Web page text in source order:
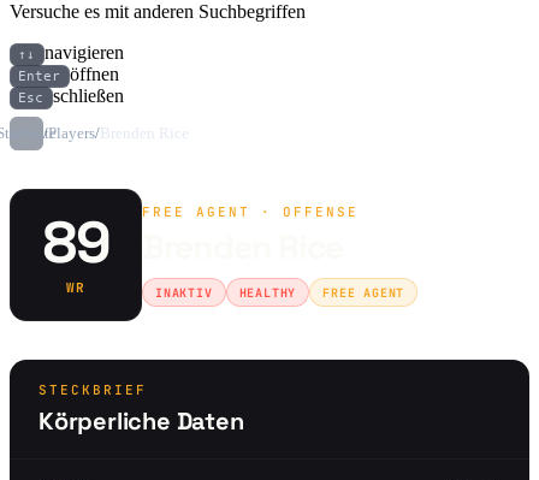
Versuche es mit anderen Suchbegriffen
↑↓ navigieren
Enter öffnen
Esc schließen
/Players/Brenden Rice
89
WR
FREE AGENT · OFFENSE
INAKTIV HEALTHY FREE AGENT
STECKBRIEF
Körperliche Daten